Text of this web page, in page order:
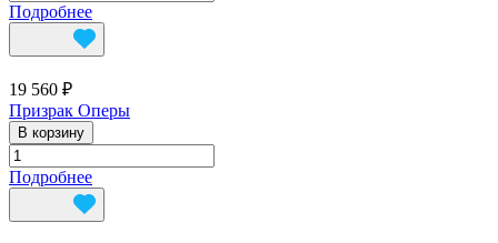
Подробнее
19 560 ₽
Призрак Оперы
В корзину
Подробнее